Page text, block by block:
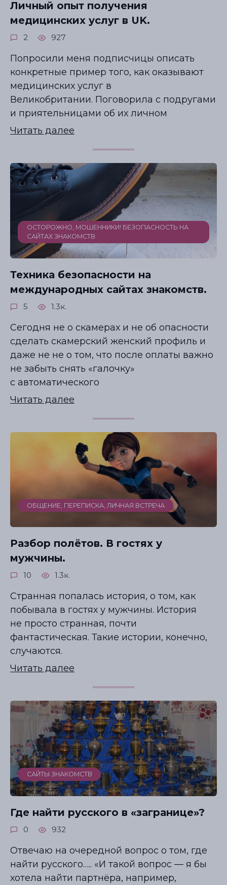
Личный опыт получения
медицинских услуг в UK.
2 927
Попросили меня подписчицы описать
конкретные пример того, как оказывают
медицинских услуг в
Великобритании. Поговорила с подругами
и приятельницами об их личном
Читать далее
ОСТОРОЖНО, МОШЕННИКИ! БЕЗОПАСНОСТЬ НА
САЙТАХ ЗНАКОМСТВ
Техника безопасности на
международных сайтах знакомств.
5 1.3к.
Сегодня не о скамерах и не об опасности
сделать скамерский женский профиль и
даже не не о том, что после оплаты важно
не забыть снять «галочку»
с автоматического
Читать далее
ОБЩЕНИЕ, ПЕРЕПИСКА, ЛИЧНАЯ ВСТРЕЧА
Разбор полётов. В гостях у
мужчины.
10 1.3к.
Странная попалась история, о том, как
побывала в гостях у мужчины. История
не просто странная, почти
фантастическая. Такие истории, конечно,
случаются.
Читать далее
САЙТЫ ЗНАКОМСТВ
Где найти русского в «загранице»?
0 932
Отвечаю на очередной вопрос о том, где
найти русского….. «И такой вопрос — я бы
хотела найти партнёра, например,
Гид по знакомствам с мужчинами-
иностранцами
СЕКРЕТЫ УСПЕШНЫХ ОНЛАЙН-ЗНАКОМСТВ
Где знакомиться, если вам 40... 50… 60+?
Как выбрать лучший сайт?
Как сделать идеальный профиль?